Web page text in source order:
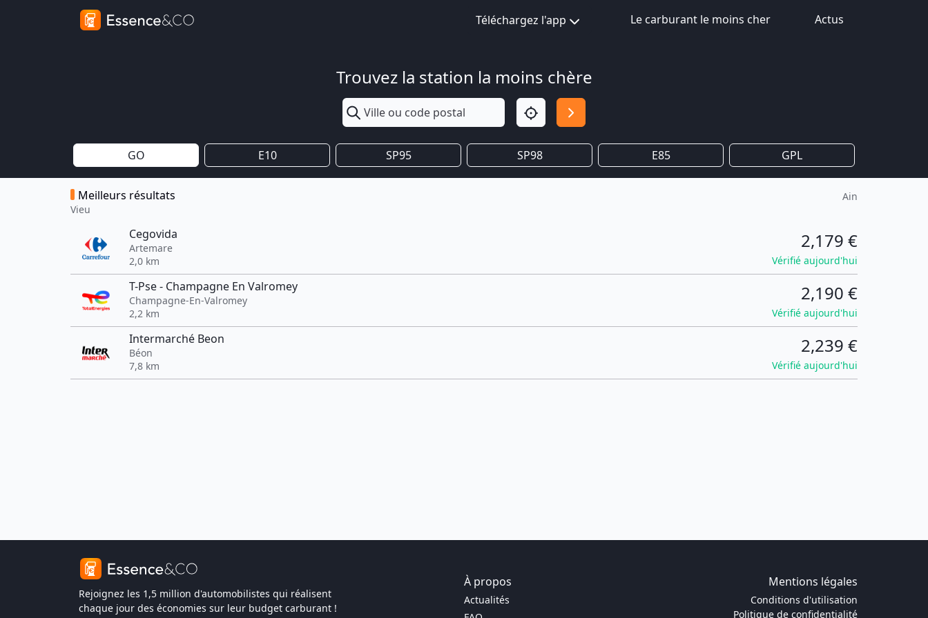
Téléchargez l'app Le carburant le moins cher Actus
Trouvez la station la moins chère
GO E10 SP95 SP98 E85 GPL
Meilleurs résultats
Vieu
Ain
Cegovida
Artemare
2,0 km
2,179 €
Vérifié aujourd'hui
T-Pse - Champagne En Valromey
Champagne-En-Valromey
2,2 km
2,190 €
Vérifié aujourd'hui
Intermarché Beon
Béon
7,8 km
2,239 €
Vérifié aujourd'hui
Rejoignez les 1,5 million d'automobilistes qui réalisent
chaque jour des économies sur leur budget carburant !
À propos Mentions légales
Actualités
Conditions d'utilisation
Politique de confidentialité